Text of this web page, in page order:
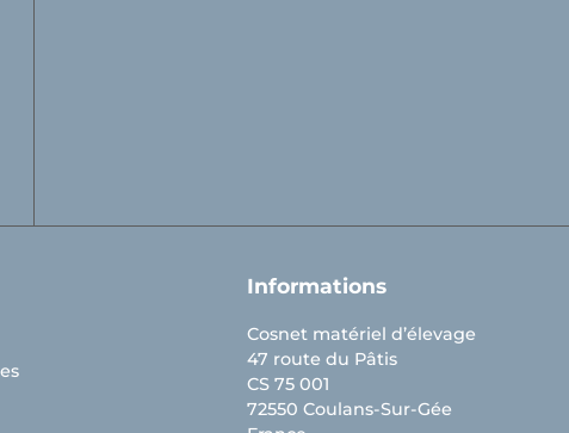
Informations
Cosnet matériel d’élevage
47 route du Pâtis
CS 75 001
72550 Coulans-Sur-Gée